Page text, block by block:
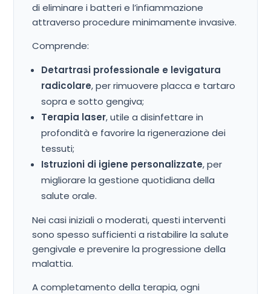
di eliminare i batteri e l’infiammazione
attraverso procedure minimamente invasive.
Comprende:
Detartrasi professionale e levigatura
radicolare, per rimuovere placca e tartaro
sopra e sotto gengiva;
Terapia laser, utile a disinfettare in
profondità e favorire la rigenerazione dei
tessuti;
Istruzioni di igiene personalizzate, per
migliorare la gestione quotidiana della
salute orale.
Nei casi iniziali o moderati, questi interventi
sono spesso sufficienti a ristabilire la salute
gengivale e prevenire la progressione della
malattia.
A completamento della terapia, ogni